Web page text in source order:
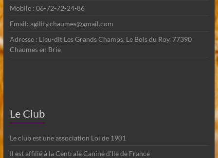
Mobile : 06-72-72-24-86
Email: agility.chaumes@gmail.com
Adresse : Lieu-dit Les Grands Champs, Le Bois du Roy, 77390
Chaumes en Brie
Le Club
Le club est une association Loi de 1901
Il est affilié à la Centrale Canine d'Ile de France